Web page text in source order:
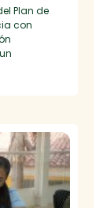
Plan de
con